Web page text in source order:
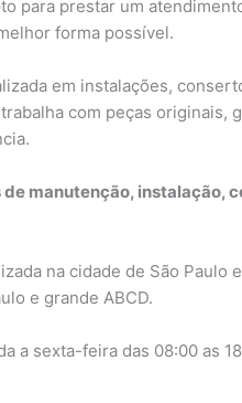
para prestar um
forma possível.
em instalações,
com peças originais,
manutenção, instalação,
na cidade de São Paulo
e grande ABCD.
a sexta-feira das 08:00 as